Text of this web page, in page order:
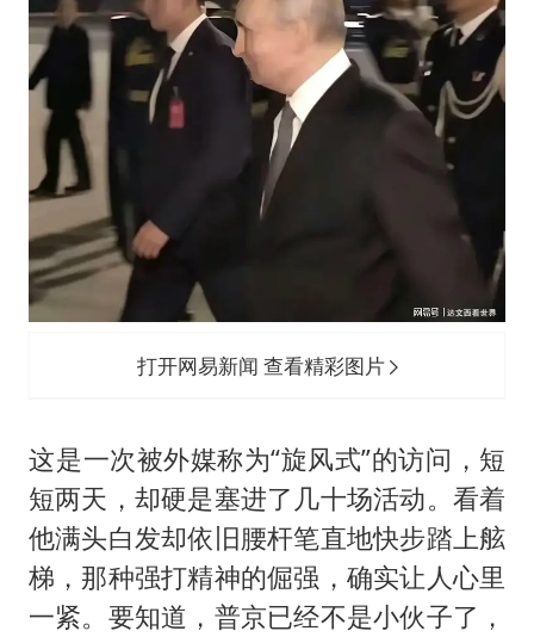
打开网易新闻 查看精彩图片
​这是一次被外媒称为“旋风式”的访问，短
短两天，却硬是塞进了几十场活动。看着
他满头白发却依旧腰杆笔直地快步踏上舷
梯，那种强打精神的倔强，确实让人心里
一紧。要知道，普京已经不是小伙子了，